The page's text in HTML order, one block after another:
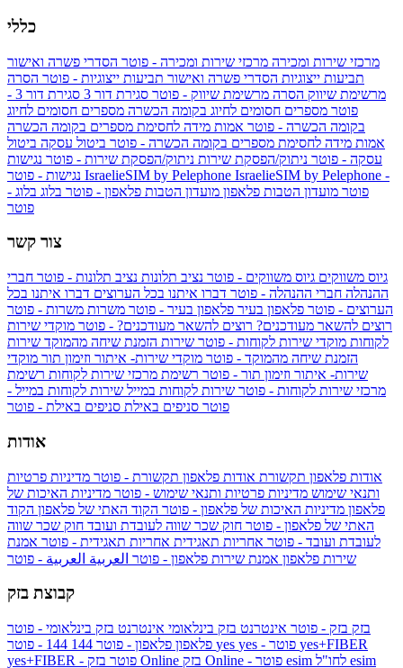
כללי
מרכזי שירות ומכירה מרכזי שירות ומכירה - פוטר הסדרי פשרה ואישור
תביעות ייצוגיות הסדרי פשרה ואישור תביעות ייצוגיות - פוטר הסרה
מרשימת שיווק הסרה מרשימת שיווק - פוטר סגירת דור 3
סגירת דור 3 -
פוטר מספרים חסומים לחיוג בקומה הכשרה מספרים חסומים לחיוג
בקומה הכשרה - פוטר אמות מידה לחסימת מספרים בקומה הכשרה
אמות מידה לחסימת מספרים בקומה הכשרה - פוטר ביטול עסקה ביטול
עסקה - פוטר ניתוק/הפסקת שירות ניתוק/הפסקת שירות - פוטר נגישות
IsraelieSIM by Pelephone IsraelieSIM by Pelephone -
פוטר מועדון הטבות פלאפון מועדון הטבות פלאפון - פוטר בלוג בלוג -
פוטר
צור קשר
גיוס משווקים גיוס משווקים - פוטר נציב תלונות נציב תלונות - פוטר חברי
ההנהלה חברי ההנהלה - פוטר דברו איתנו בכל הערוצים דברו איתנו בכל
הערוצים - פוטר פלאפון בעיר פלאפון בעיר - פוטר משרות משרות - פוטר
רוצים להשאר מעודכנים? רוצים להשאר מעודכנים? - פוטר מוקדי שירות
לקוחות מוקדי שירות לקוחות - פוטר שירות הזמנת שיחה מהמוקד שירות
הזמנת שיחה מהמוקד - פוטר מוקדי שירות- איתור וזימון תור מוקדי
שירות- איתור וזימון תור - פוטר רשימת מרכזי שירות לקוחות רשימת
מרכזי שירות לקוחות - פוטר שירות לקוחות במייל שירות לקוחות במייל -
פוטר סניפים באילת סניפים באילת - פוטר
אודות
אודות פלאפון תקשורת אודות פלאפון תקשורת - פוטר מדיניות פרטיות
ותנאי שימוש מדיניות פרטיות ותנאי שימוש - פוטר מדיניות האיכות של
פלאפון מדיניות האיכות של פלאפון - פוטר הקוד האתי של פלאפון הקוד
האתי של פלאפון - פוטר חוק שכר שווה לעובדת ועובד חוק שכר שווה
לעובדת ועובד - פוטר אחריות תאגידית אחריות תאגידית - פוטר אמנת
שירות פלאפון אמנת שירות פלאפון - פוטר العربية العربية - פוטר
קבוצת בזק
בזק בזק - פוטר אינטרנט בזק בינלאומי אינטרנט בזק בינלאומי - פוטר
פלאפון פלאפון - פוטר 144 yes
yes+FIBER
yes+FIBER - פוטר בזק Online esim